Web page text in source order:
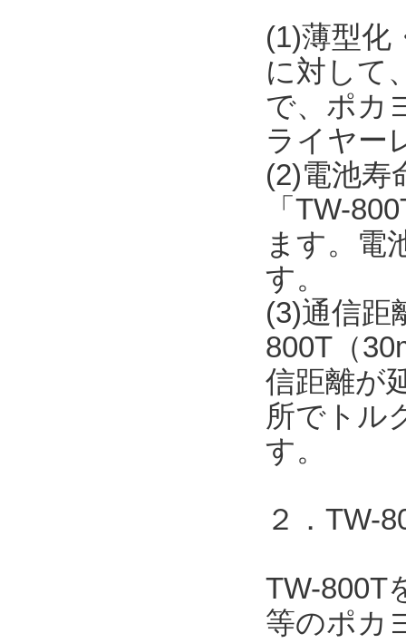
(1)薄型化
に対して
で、ポカ
ライヤー
(2)電池寿
「TW-
ます。電
す。
(3)通信距
800T（
信距離が
所でトル
す。
２．TW-
TW-800T
等のポカ